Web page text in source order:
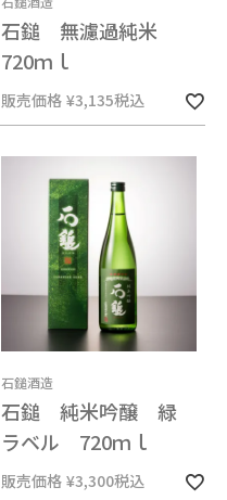
石鎚 無濾過純米
720ｍｌ
販売価格 ¥3,135税込
石鎚酒造
石鎚 純米吟醸 緑
ラベル 720ｍｌ
販売価格 ¥3,300税込